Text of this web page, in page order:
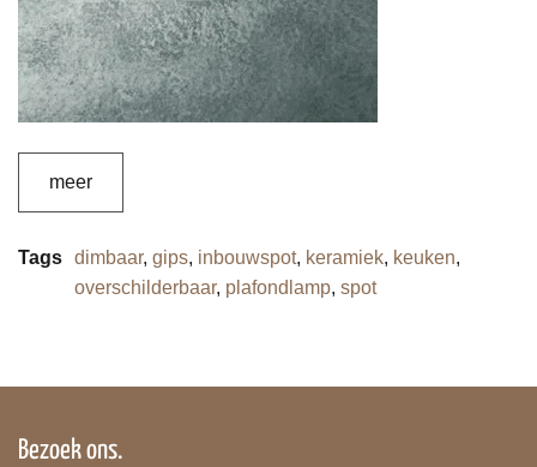
meer
Tags dimbaar, gips, inbouwspot, keramiek, keuken,
overschilderbaar, plafondlamp, spot
Bezoek ons.